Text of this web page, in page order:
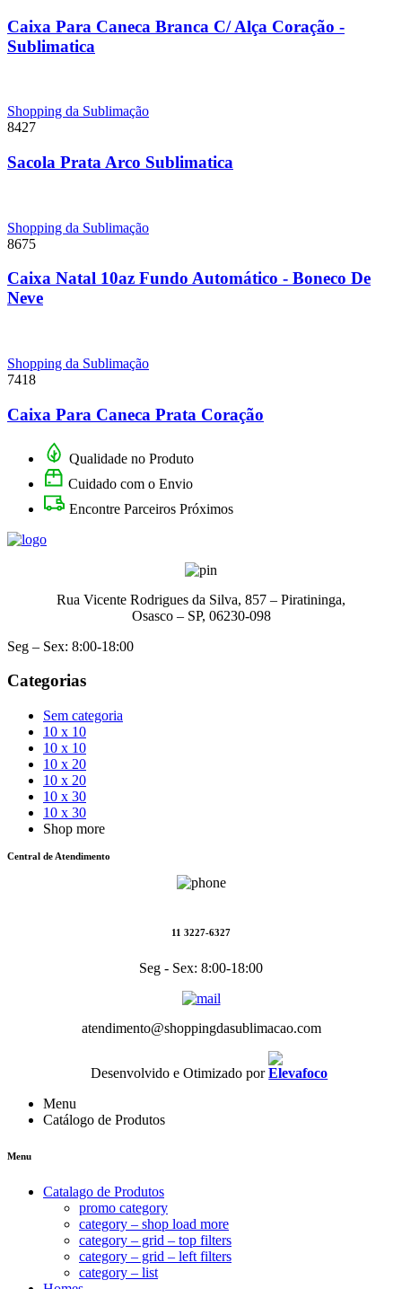
Caixa Para Caneca Branca C/ Alça Coração -
Sublimatica
Shopping da Sublimação
8427
Sacola Prata Arco Sublimatica
Shopping da Sublimação
8675
Caixa Natal 10az Fundo Automático - Boneco De
Neve
Shopping da Sublimação
7418
Caixa Para Caneca Prata Coração
Qualidade no Produto
Cuidado com o Envio
Encontre Parceiros Próximos
Rua Vicente Rodrigues da Silva, 857 – Piratininga,
Osasco – SP, 06230-098
Seg – Sex: 8:00-18:00
Categorias
Sem categoria
10 x 10
10 x 10
10 x 20
10 x 20
10 x 30
10 x 30
Shop more
Central de Atendimento
11 3227-6327
Seg - Sex: 8:00-18:00
atendimento@shoppingdasublimacao.com
Desenvolvido e Otimizado por
Menu
Catálogo de Produtos
Menu
Catalago de Produtos
promo category
category – shop load more
category – grid – top filters
category – grid – left filters
category – list